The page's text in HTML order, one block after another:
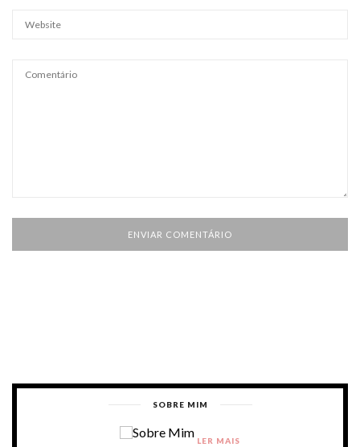
SOBRE MIM
LER MAIS